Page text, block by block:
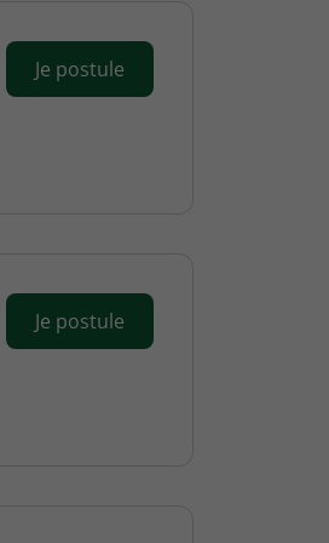
Je postule
Je postule